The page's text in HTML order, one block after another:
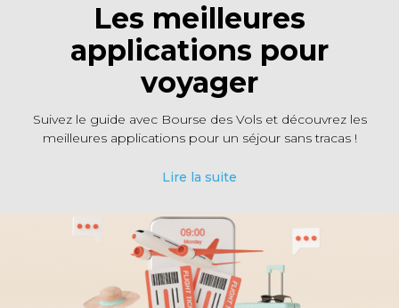
Les meilleures
applications pour
voyager
Suivez le guide avec Bourse des Vols et découvrez les
meilleures applications pour un séjour sans tracas !
Lire la suite